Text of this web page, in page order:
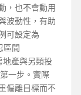
，也不會動用
波動性，有助
可設定為
區間
產與另類投
一步。實際
偏離目標而不